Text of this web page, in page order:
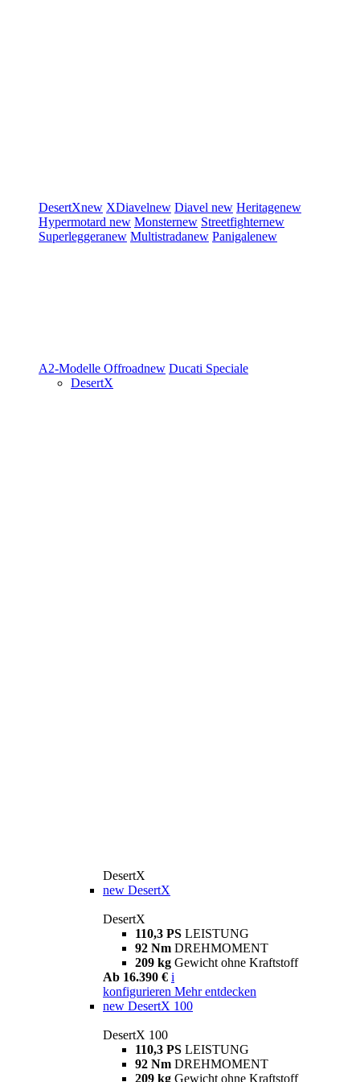
DesertXnew XDiavelnew Diavel new Heritagenew
Hypermotard new Monsternew Streetfighternew
Superleggeranew Multistradanew Panigalenew
A2-Modelle Offroadnew Ducati Speciale
DesertX
DesertX
new DesertX
DesertX
110,3 PS LEISTUNG
92 Nm DREHMOMENT
209 kg Gewicht ohne Kraftstoff
Ab 16.390 € i
konfigurieren Mehr entdecken
new DesertX 100
DesertX 100
110,3 PS LEISTUNG
92 Nm DREHMOMENT
209 kg Gewicht ohne Kraftstoff